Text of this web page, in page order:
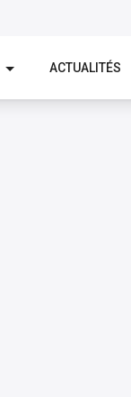
ACTUALITÉS